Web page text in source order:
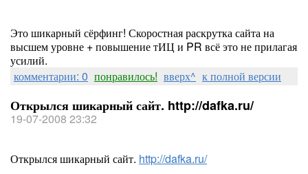
Это шикарный сёрфинг! Скоростная раскрутка сайта на
высшем уровне + повышение тИЦ и PR всё это не прилагая
усилий.
комментарии: 0 понравилось! вверх^ к полной версии
Открылся шикарный сайт. http://dafka.ru/
19-07-2008 23:32
Открылся шикарный сайт. http://dafka.ru/